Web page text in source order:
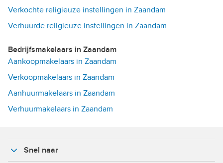
Verkochte religieuze instellingen in Zaandam
Verhuurde religieuze instellingen in Zaandam
Bedrijfsmakelaars in Zaandam
Aankoopmakelaars in Zaandam
Verkoopmakelaars in Zaandam
Aanhuurmakelaars in Zaandam
Verhuurmakelaars in Zaandam
Snel naar